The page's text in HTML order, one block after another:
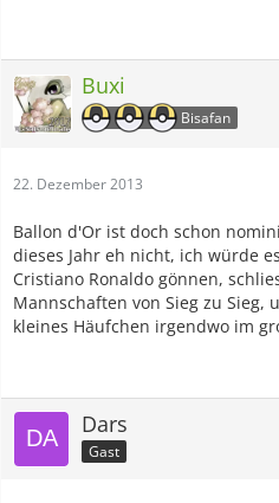
Buxi
Bisafan
22. Dezember 2013
Ballon d'Or ist doch schon
dieses Jahr eh nicht, ich würde
Cristiano Ronaldo gönnen,
Mannschaften von Sieg zu Sieg,
kleines Häufchen irgendwo im
Dars
Gast